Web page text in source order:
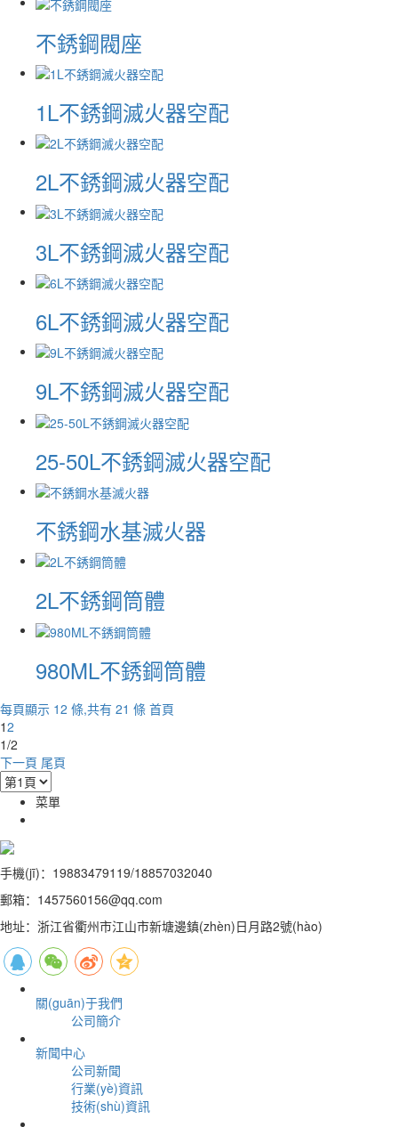
不銹鋼閥座
1L不銹鋼滅火器空配
2L不銹鋼滅火器空配
3L不銹鋼滅火器空配
6L不銹鋼滅火器空配
9L不銹鋼滅火器空配
25-50L不銹鋼滅火器空配
不銹鋼水基滅火器
2L不銹鋼筒體
980ML不銹鋼筒體
每頁顯示 12 條,共有 21 條 首頁
12
1/2
下一頁 尾頁
菜單
手機(jī)：19883479119/18857032040
郵箱：1457560156@qq.com
地址：浙江省衢州市江山市新塘邊鎮(zhèn)日月路2號(hào)
關(guān)于我們
公司簡介
新聞中心
公司新聞
行業(yè)資訊
技術(shù)資訊